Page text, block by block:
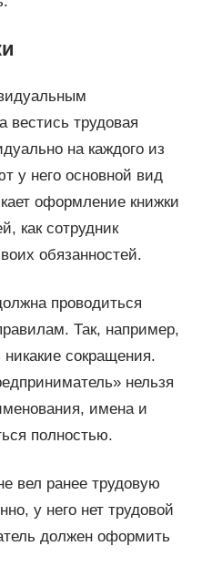
вестись трудовая
на каждого из
у него основной вид
оформление книжки
как сотрудник
обязанностей.
проводиться
Так, например,
сокращения.
нельзя
имена и
полностью.
вел ранее трудовую
у него нет трудовой
должен оформить